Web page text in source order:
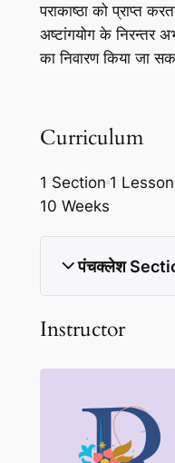
पराकाष्ठा को प्राप्त
अष्टांगयोग के निरन्तर
का निवारण किया जा
Curriculum
1 Section 1 Lesson
10 Weeks
पंचक्लेश
Instructor